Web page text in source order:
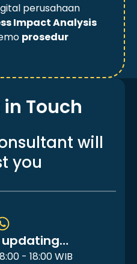
perusahaan
Impact Analysis
prosedur
in Touch
will
you
updating…
- 18:00 WIB